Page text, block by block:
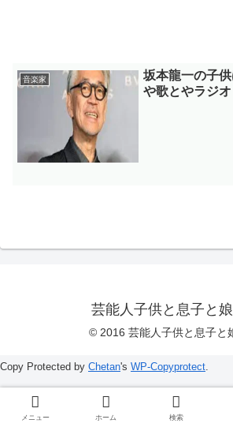
音楽家
坂本龍一の子
や歌とやラジ
芸能人子供と息子と
© 2016 芸能人子供と息子と
メニュー ホーム 検索
Copy Protected by Chetan's WP-Copyprotect